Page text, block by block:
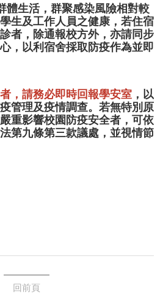
體生活，群聚感染風險相對較
生及工作人員之健康，若住宿
者，除通報校方外，亦請同步
，以利宿舍採取防疫作為並即
，請務必即時回報學安室 ，以
管理及疫情調查。若無特別原
重影響校園防疫安全者，可依
第九條第三款議處，並視情節
回前頁